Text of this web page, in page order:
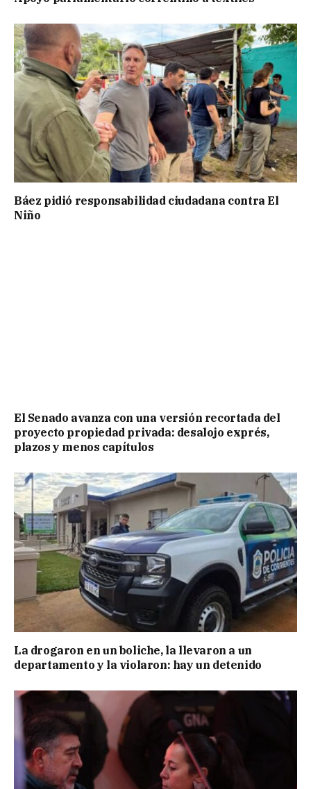
Báez pidió responsabilidad ciudadana contra El
Niño
El Senado avanza con una versión recortada del
proyecto propiedad privada: desalojo exprés,
plazos y menos capítulos
La drogaron en un boliche, la llevaron a un
departamento y la violaron: hay un detenido